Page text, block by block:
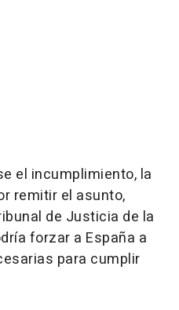
el incumplimiento, la
remitir el asunto,
de Justicia de la
forzar a España a
para cumplir